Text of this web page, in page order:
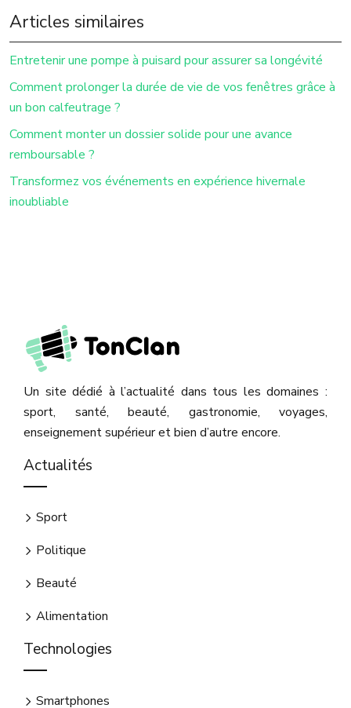
Articles similaires
Entretenir une pompe à puisard pour assurer sa longévité
Comment prolonger la durée de vie de vos fenêtres grâce à
un bon calfeutrage ?
Comment monter un dossier solide pour une avance
remboursable ?
Transformez vos événements en expérience hivernale
inoubliable
Un site dédié à l’actualité dans tous les domaines :
sport, santé, beauté, gastronomie, voyages,
enseignement supérieur et bien d’autre encore.
Actualités
Sport
Politique
Beauté
Alimentation
Technologies
Smartphones